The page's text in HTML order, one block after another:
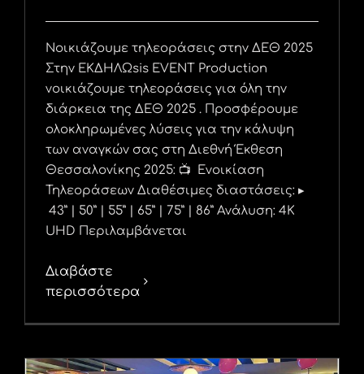
Νοικιάζουμε τηλεοράσεις στην ΔΕΘ 2025
Στην EKΔΗΛΩsis EVENT Production
νοικιάζουμε τηλεοράσεις για όλη την
διάρκεια της ΔΕΘ 2025 . Προσφέρουμε
ολοκληρωμένες λύσεις για την κάλυψη
των αναγκών σας στη Διεθνή Έκθεση
Θεσσαλονίκης 2025: 📺 Ενοικίαση
Τηλεοράσεων Διαθέσιμες διαστάσεις: ▸
43” | 50” | 55” | 65” | 75” | 86” Ανάλυση: 4K
UHD Περιλαμβάνεται
Διαβάστε
περισσότερα